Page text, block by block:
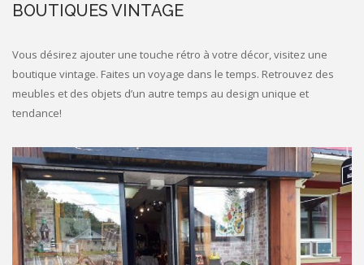
BOUTIQUES VINTAGE
Vous désirez ajouter une touche rétro à votre décor, visitez une
boutique vintage. Faites un voyage dans le temps. Retrouvez des
meubles et des objets d’un autre temps au design unique et
tendance!